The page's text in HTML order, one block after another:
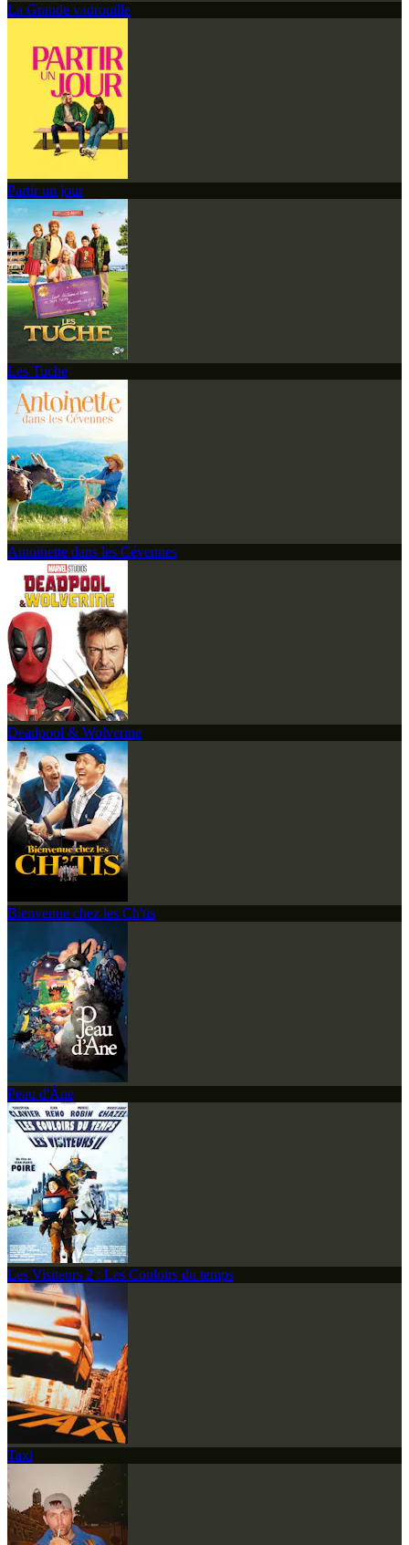
La Grande vadrouille
Partir un jour
Les Tuche
Antoinette dans les Cévennes
Deadpool & Wolverine
Bienvenue chez les Ch'tis
Peau d'Âne
Les Visiteurs 2 : Les Couloirs du temps
Taxi